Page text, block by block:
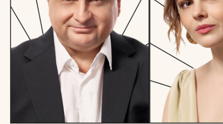
отзывы зрителей